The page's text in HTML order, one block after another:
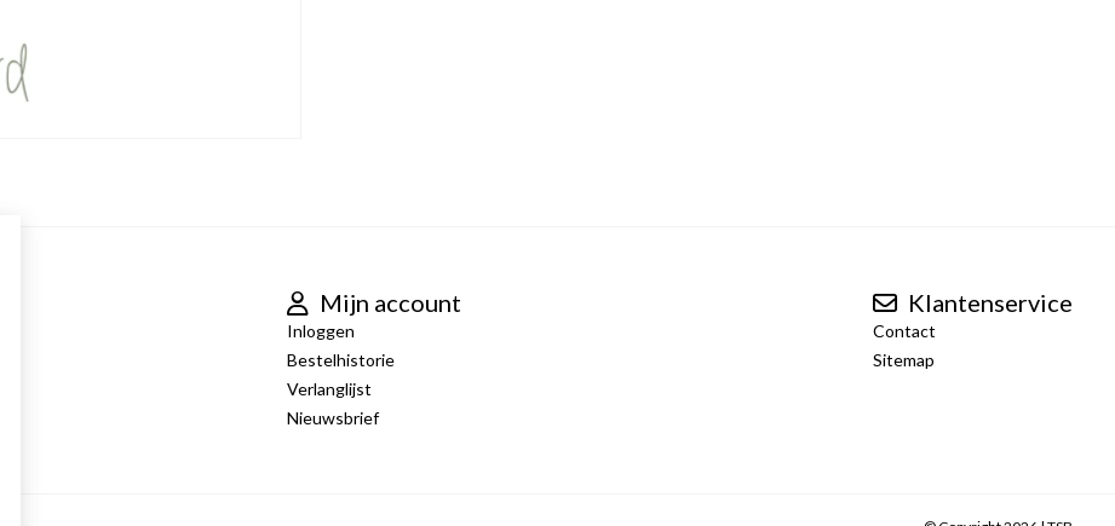
Mijn account
Inloggen
Bestelhistorie
Verlanglijst
Nieuwsbrief
Klantenservice
Contact
Sitemap